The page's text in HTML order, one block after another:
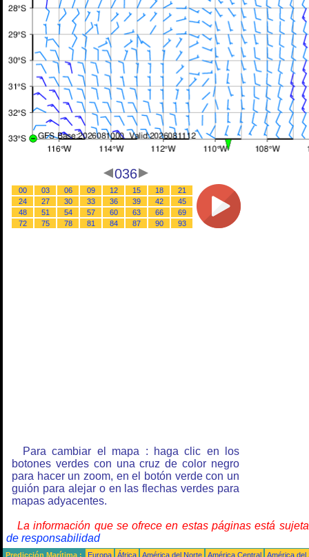
036
00 03 06 09 12 15 18
21
24
27 30 33 36 39 42
45
48
51 54 57 60 63 66
69
72
75 78 81 84 87 90 93
Para cambiar el mapa : haga clic en los
botones verdes con una cruz de color negro
para hacer un zoom, en el botón verde con un
guión para alejar o en las flechas verdes para
mapas adyacentes.
La información que se ofrece en estas páginas está
de responsabilidad
Predicción Marítima : Europa África América del Norte América Central
América del